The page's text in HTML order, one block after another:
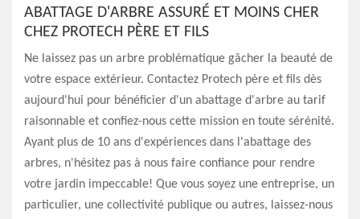
ABATTAGE D'ARBRE ASSURÉ ET MOINS CHER
CHEZ PROTECH PÈRE ET FILS
Ne laissez pas un arbre problématique gâcher la beauté de
votre espace extérieur. Contactez Protech père et fils dès
aujourd'hui pour bénéficier d'un abattage d'arbre au tarif
raisonnable et confiez-nous cette mission en toute sérénité.
Ayant plus de 10 ans d'expériences dans l'abattage des
arbres, n'hésitez pas à nous faire confiance pour rendre
votre jardin impeccable! Que vous soyez une entreprise, un
particulier, une collectivité publique ou autres, laissez-nous